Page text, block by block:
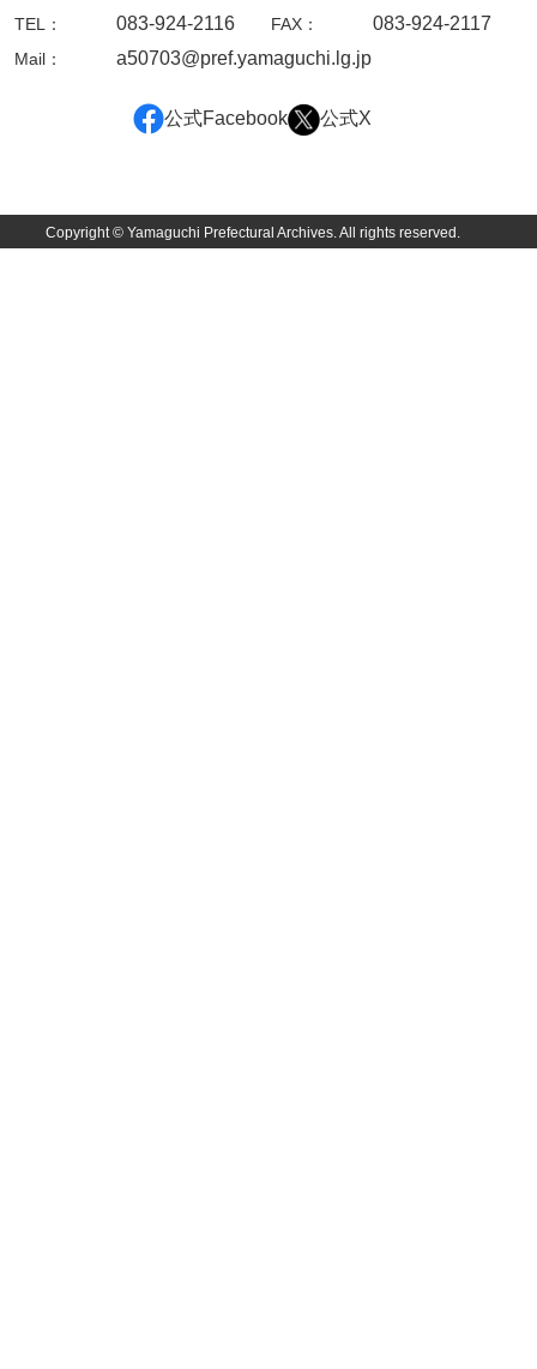
徳山藩史
旧史編纂材料
刑余録
沙汰書
TEL：
083-924-2116 FAX： 083-924-2117
Mail： a50703@pref.yamaguchi.lg.jp
公式Facebook 公式X
Copyright © Yamaguchi Prefectural Archives. All rights reserved.